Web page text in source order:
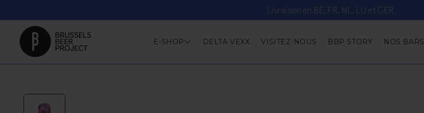
content
Livraison en BE, FR, NL, LU et GER
E-SHOP DELTA VEXX VISITEZ-NOUS BBP STORY NOS BARS